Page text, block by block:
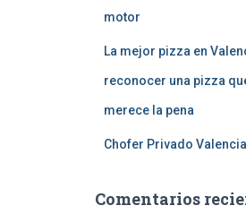
motor
La mejor pizza en
reconocer una pizza
merece la pena
Chofer Privado Valencia
Comentarios